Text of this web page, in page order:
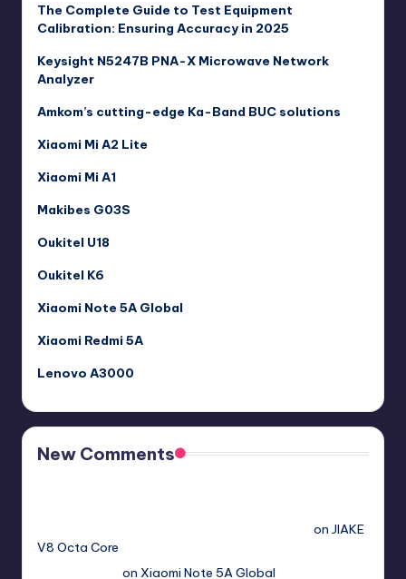
The Complete Guide to Test Equipment
Calibration: Ensuring Accuracy in 2025
Keysight N5247B PNA-X Microwave Network
Analyzer
Amkom’s cutting-edge Ka-Band BUC solutions
Xiaomi Mi A2 Lite
Xiaomi Mi A1
Makibes G03S
Oukitel U18
Oukitel K6
Xiaomi Note 5A Global
Xiaomi Redmi 5A
Lenovo A3000
New Comments
on JIAKE
V8 Octa Core
on Xiaomi Note 5A Global